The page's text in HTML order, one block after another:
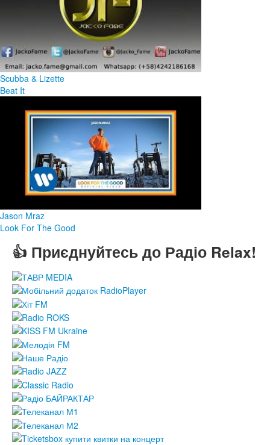
Scubba & Lizette
Beat It
Jason Mraz
Look For The Good
👍 Приєднуйтесь до Радіо Relax!